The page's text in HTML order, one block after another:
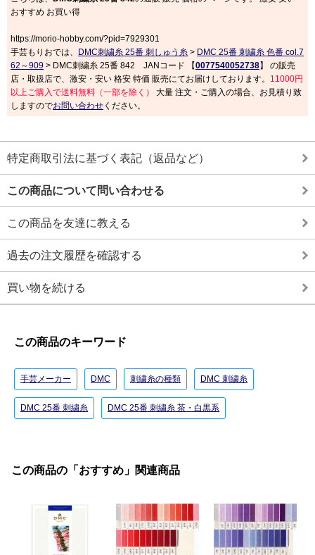
おすすめ お買い得
https://morio-hobby.com/?pid=7929301
手芸もりおでは、
DMC刺繍糸 25番 刺しゅう糸 > DMC 25番 刺繍糸 色番 col.7
62～909 > DMC刺繍糸 25番 842 JANコード 【0077540052738】 の販売
店・取扱店で、激安・安い 格安 特価 販売にてお届けしております。 11000円
以上ご購入で送料無料（一部を除く）
大量 注文・ご購入の場合、お見積り致
しますのでお問い合わせ ください。
特定商取引法に基づく表記（返品など）
この商品について問い合わせる
この商品を友達に教える
過去の注文履歴を確認する
買い物を続ける
この商品のキーワード
手芸メーカー DMC 刺繍糸の種類 DMC 刺繍糸
DMC 25番 刺繍糸 DMC 25番 刺繍糸 茶・白黒系
この商品の「おすすめ」関連商品